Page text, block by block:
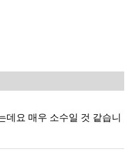
데요 매우 소수일 것 같습니